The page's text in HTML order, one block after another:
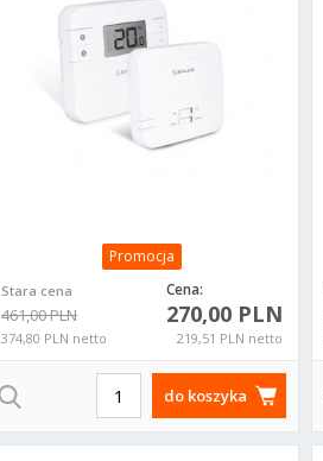
Promocja
Stara cena
461,00 PLN
374,80 PLN netto
Cena:
270,00 PLN
219,51 PLN netto
temperatury -
dobowy
do koszyka